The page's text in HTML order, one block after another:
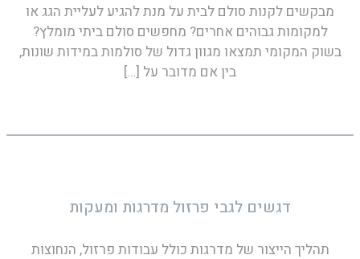
מבקשים לקנות סולם לבית על מנת להגיע לעליית הגג או
למקומות גבוהים אחרים? מחפשים סולם ביתי מומלץ?
בשוק המקומי תמצאו מגוון גדול של סולמות במידות שונות,
בין אם מדובר על […]
דגשים לגבי פרזול מדרגות ומעקות
תהליך הייצור של מדרגות כולל עבודות פרזול, הנחוצות